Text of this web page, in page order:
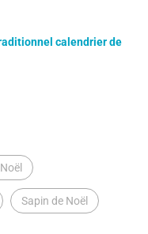
calendrier de
Sapin de Noël